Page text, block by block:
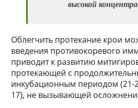
высокой
Облегчить протекание крои
введения противокоревого
приводит к развитию
протекающей с
инкубационным периодом (21-
17), не вызывающей